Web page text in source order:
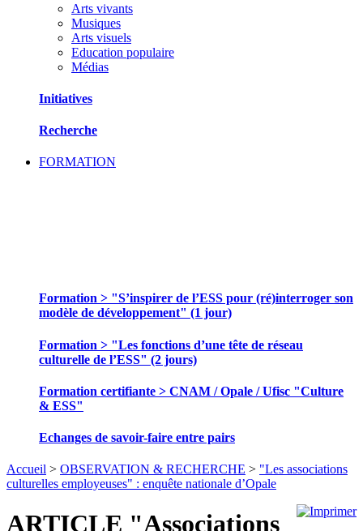
Arts vivants
Musiques
Arts visuels
Education populaire
Médias
Initiatives
Recherche
FORMATION
Formation > "S’inspirer de l’ESS pour (ré)interroger son
modèle de développement" (1 jour)
Formation > "Les fonctions d’une tête de réseau
culturelle de l’ESS" (2 jours)
Formation certifiante > CNAM / Opale / Ufisc "Culture
& ESS"
Echanges de savoir-faire entre pairs
Accueil > OBSERVATION & RECHERCHE > "Les associations
culturelles employeuses" : enquête nationale d’Opale
ARTICLE "Associations